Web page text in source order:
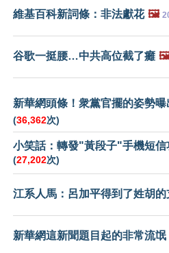
維基百科新詞條：非法獻花 🖼️
谷歌一挺腰…中共高位截了癱
新華網頭條！衆黨官擺的姿勢曝
(36,362次)
小笑話：轉發"黃段子"手機短信
(27,202次)
江系人馬：呂加平得到了姓胡的
新華網這新聞題目起的非常流氓